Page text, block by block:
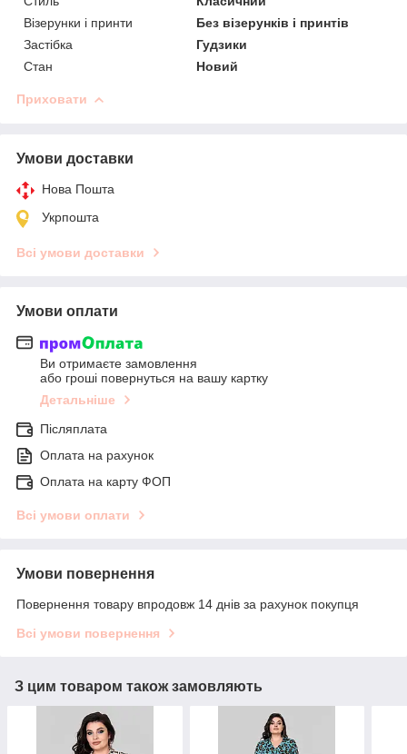
Візерунки і принти
Без візерунків і принтів
Застібка
Гудзики
Стан
Новий
Приховати
Умови доставки
Нова Пошта
Укрпошта
Всі умови доставки
Умови оплати
Ви отримаєте замовлення
або гроші повернуться на вашу картку
Детальніше
Післяплата
Оплата на рахунок
Оплата на карту ФОП
Всі умови оплати
Умови повернення
Повернення товару впродовж 14 днів за рахунок покупця
Всі умови повернення
З цим товаром також замовляють